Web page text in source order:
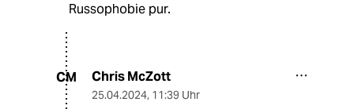
Russophobie pur.
CM Chris McZott
25.04.2024, 11:39 Uhr